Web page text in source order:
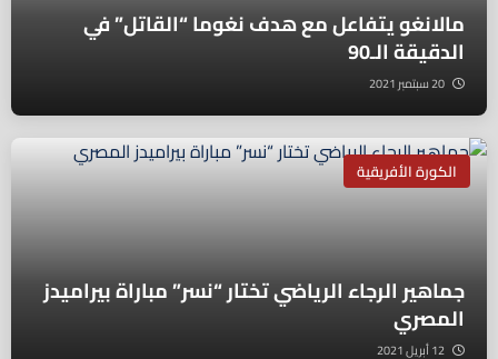
مالانغو يتفاعل مع هدف نغوما “القاتل” في
الدقيقة الـ90
الكورة الأفريقية
جماهير الرجاء الرياضي تختار “نسر” مباراة بيراميدز
المصري